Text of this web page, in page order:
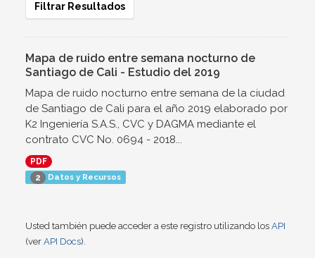
Filtrar Resultados
Mapa de ruido entre semana nocturno de
Santiago de Cali - Estudio del 2019
Mapa de ruido nocturno entre semana de la ciudad
de Santiago de Cali para el año 2019 elaborado por
K2 Ingeniería S.A.S., CVC y DAGMA mediante el
contrato CVC No. 0694 - 2018...
PDF
2 Datos y Recursos
Usted también puede acceder a este registro utilizando los API
(ver API Docs).